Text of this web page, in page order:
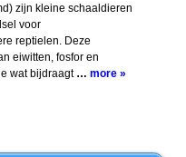
zijn kleine schaaldieren
voor
reptielen. Deze
eiwitten, fosfor en
wat bijdraagt … more »